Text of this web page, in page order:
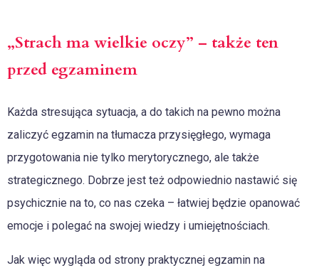
„Strach ma wielkie oczy” – także ten
przed egzaminem
Każda stresująca sytuacja, a do takich na pewno można
zaliczyć egzamin na tłumacza przysięgłego, wymaga
przygotowania nie tylko merytorycznego, ale także
strategicznego. Dobrze jest też odpowiednio nastawić się
psychicznie na to, co nas czeka – łatwiej będzie opanować
emocje i polegać na swojej wiedzy i umiejętnościach.
Jak więc wygląda od strony praktycznej egzamin na